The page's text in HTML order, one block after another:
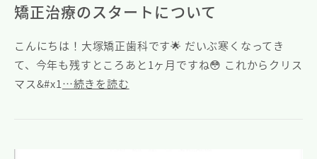
矯正治療のスタートについて
こんにちは！大塚矯正歯科です🌟 だいぶ寒くなってき
て、今年も残すところあと1ヶ月ですね😳 これからクリス
マス&#x1 …続きを読む